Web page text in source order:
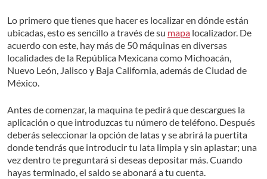
Lo primero que tienes que hacer es localizar en dónde están
ubicadas, esto es sencillo a través de su mapa localizador. De
acuerdo con este, hay más de 50 máquinas en diversas
localidades de la República Mexicana como Michoacán,
Nuevo León, Jalisco y Baja California, además de Ciudad de
México.
Antes de comenzar, la maquina te pedirá que descargues la
aplicación o que introduzcas tu número de teléfono. Después
deberás seleccionar la opción de latas y se abrirá la puertita
donde tendrás que introducir tu lata limpia y sin aplastar; una
vez dentro te preguntará si deseas depositar más. Cuando
hayas terminado, el saldo se abonará a tu cuenta.